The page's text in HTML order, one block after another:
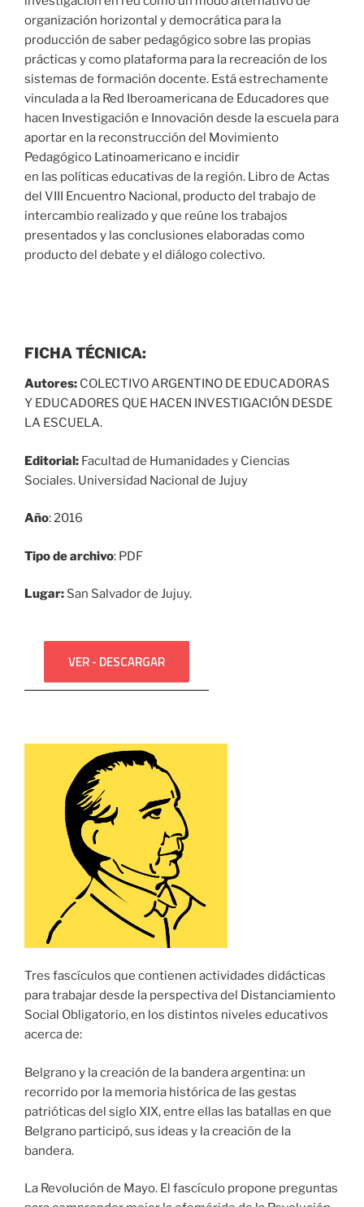
organización horizontal y democrática para la
producción de saber pedagógico sobre las propias
prácticas y como plataforma para la recreación de los
sistemas de formación docente. Está estrechamente
vinculada a la Red Iberoamericana de Educadores que
hacen Investigación e Innovación desde la escuela para
aportar en la reconstrucción del Movimiento
Pedagógico Latinoamericano e incidir
en las políticas educativas de la región. Libro de Actas
del VIII Encuentro Nacional, producto del trabajo de
intercambio realizado y que reúne los trabajos
presentados y las conclusiones elaboradas como
producto del debate y el diálogo colectivo.
FICHA TÉCNICA:
Autores: COLECTIVO ARGENTINO DE EDUCADORAS
Y EDUCADORES QUE HACEN INVESTIGACIÓN DESDE
LA ESCUELA.
Editorial: Facultad de Humanidades y Ciencias
Sociales. Universidad Nacional de Jujuy
Año: 2016
Tipo de archivo: PDF
Lugar: San Salvador de Jujuy.
VER - DESCARGAR
Tres fascículos que contienen actividades didácticas
para trabajar desde la perspectiva del Distanciamiento
Social Obligatorio, en los distintos niveles educativos
acerca de:
Belgrano y la creación de la bandera argentina: un
recorrido por la memoria histórica de las gestas
patrióticas del siglo XIX, entre ellas las batallas en que
Belgrano participó, sus ideas y la creación de la
bandera.
La Revolución de Mayo. El fascículo propone preguntas